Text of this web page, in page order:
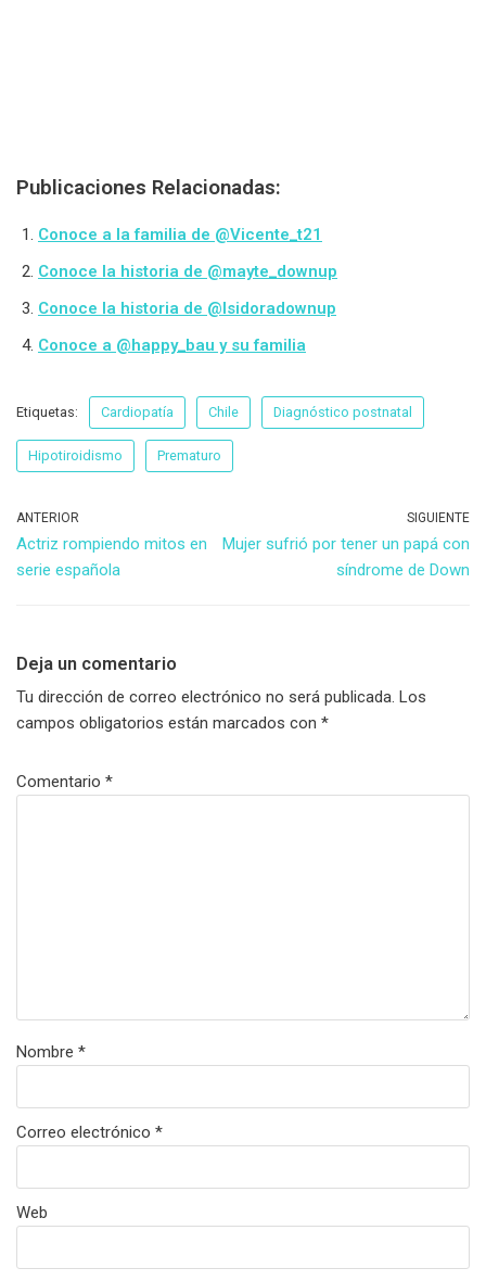
Publicaciones Relacionadas:
Conoce a la familia de @Vicente_t21
Conoce la historia de @mayte_downup
Conoce la historia de @Isidoradownup
Conoce a @happy_bau y su familia
Etiquetas: Cardiopatía Chile Diagnóstico postnatal
Hipotiroidismo Prematuro
ANTERIOR
Actriz rompiendo mitos en
serie española
SIGUIENTE
Mujer sufrió por tener un papá con
síndrome de Down
Deja un comentario
Tu dirección de correo electrónico no será publicada. Los
campos obligatorios están marcados con *
Comentario *
Nombre *
Correo electrónico *
Web